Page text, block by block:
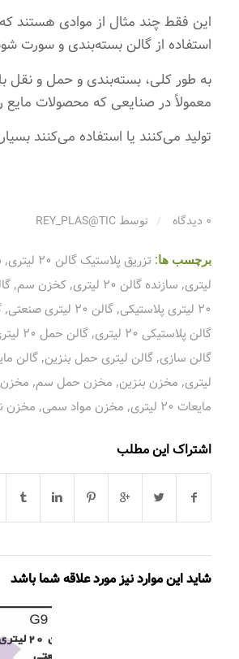
این فقط چند مثال از موادی هستند
استفاده از گالن بسته‌بندی و سورت
به طور کلی، بسته‌بندی و حمل و نقل با
معمولاً در صنایعی که محصولات مایع
تولید می‌کنند یا استفاده می‌کنند
0 دیدگاه / توسط REY_PLAS@TIC
برچسب ها: تزریق پلاستیک گالن 20 لیتری ,
لیتری, سازنده گالن 20 لیتری , کخزن سم, گالن
20 لیتری پلاستیکی
, گالن 20 لیتری صنعتی ,
گالن پلاستیکی 20 لیتری , گالن حمل 20 لیتری
گالن سازی, گالن لیتری حمل بنزین, گالن
لیتری, مخزن بنزین, مخزن حمل سم, مخزن
مایعات 20 لیتری
, مخزن مواد سمی, مخزن
اشتراک این مطلب
شاید این موارد نیز مورد علاقه شما باشد